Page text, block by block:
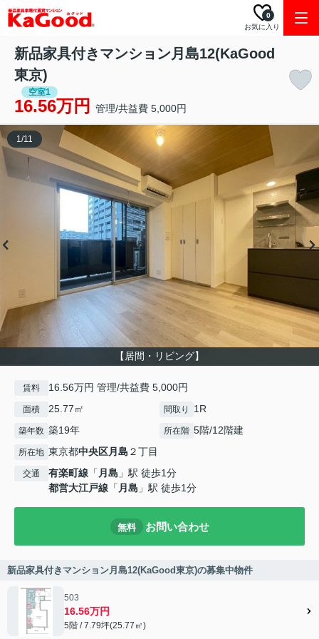
お気に入り
0
新品家具付きマンション月島12(KaGood
東京)
空室1
16.56万円 管理/共益費 5,000円
【居間・リビング】
1/11
賃料 16.56万円 管理/共益費 5,000円
面積 25.77㎡ 間取り 1R
築年数 築19年 所在階 5階/12階建
所在地 東京都中央区月島 ２丁目
交通 有楽町線 「 月島 」駅 徒歩1分
都営大江戸線 「 月島 」駅 徒歩1分
無料 お問い合わせ
新品家具付きマンション月島12(KaGood東京)の募集中物件
503
16.56万円
5階 / 7.79坪(25.77㎡)